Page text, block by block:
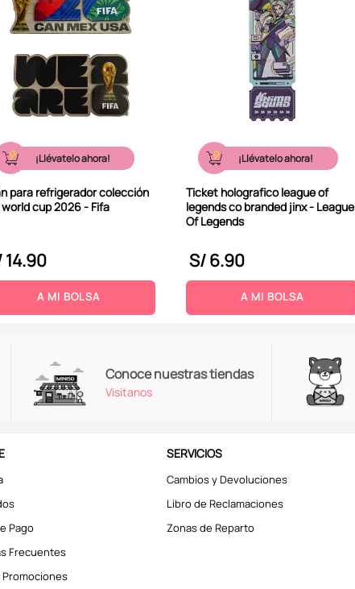
¡Llévatelo ahora!
para refrigerador colección
cup 2026 - Fifa
14.90
A MI BOLSA
¡Llévatelo ahora!
Ticket holografico league of
legends co branded jinx - League
Of Legends
S/6.90
A MI BOLSA
Conoce nuestras tiendas
Visitanos
Pago
Frecuentes
SERVICIOS
Cambios y Devoluciones
Libro de Reclamaciones
Zonas de Reparto